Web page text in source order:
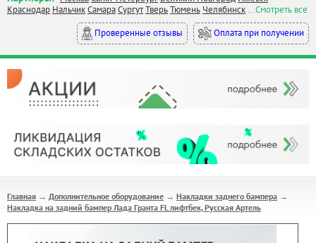
Краснодар НальчикСамараСургутТверьТюмень Челябинск...Смотреть все
Проверенные отзывы
Оплата при получении
Главная → Дополнительное оборудование → Накладки заднего бампера →
Накладка на задний бампер Лада Гранта FL лифтбек, Русская Артель